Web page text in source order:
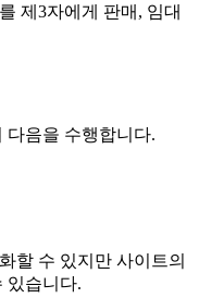
제3자에게 판매, 임대
다음을 수행합니다.
할 수 있지만 사이트의
있습니다.